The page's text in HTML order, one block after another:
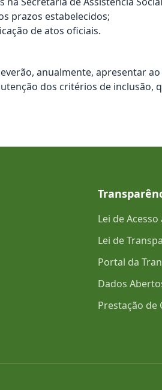
prazos estabelecidos;
de atos oficiais.
anualmente, apresentar
dos critérios de inclusão,
Lei de
Lei de
Portal da
Dados
Prestação de